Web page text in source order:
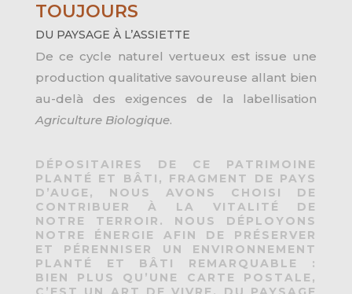
TOUJOURS
DU PAYSAGE À L’ASSIETTE
De ce cycle naturel vertueux est issue une
production qualitative savoureuse allant bien
au-delà des exigences de la labellisation
Agriculture Biologique.
DÉPOSITAIRES DE CE PATRIMOINE
PLANTÉ ET BÂTI, FRAGMENT DE PAYS
D’AUGE, NOUS AVONS CHOISI DE
CONTRIBUER À LA VITALITÉ DE
NOTRE TERROIR. NOUS DÉPLOYONS
NOTRE ÉNERGIE AFIN DE PRÉSERVER
ET PÉRENNISER UN ENVIRONNEMENT
PLANTÉ ET BÂTI REMARQUABLE :
BIEN PLUS QU’UNE CARTE POSTALE,